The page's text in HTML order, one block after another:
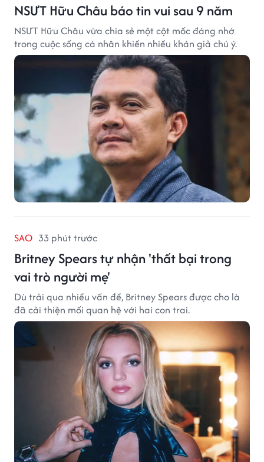
NSƯT Hữu Châu báo tin vui sau 9 năm
NSƯT Hữu Châu vừa chia sẻ một cột mốc đáng nhớ
trong cuộc sống cá nhân khiến nhiều khán giả chú ý.
SAO 33 phút trước
Britney Spears tự nhận 'thất bại trong
vai trò người mẹ'
Dù trải qua nhiều vấn đề, Britney Spears được cho là
đã cải thiện mối quan hệ với hai con trai.